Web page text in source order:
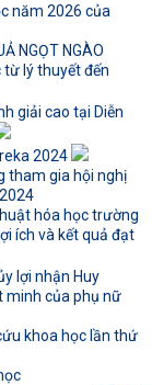
năm 2026 của
NGỌT NGÀO
từ lý thuyết đến
giải cao tại Diễn
2024
tham gia hội nghị
hóa học trường
ích và kết quả đạt
lợi nhận Huy
minh của phụ nữ
khoa học lần thứ